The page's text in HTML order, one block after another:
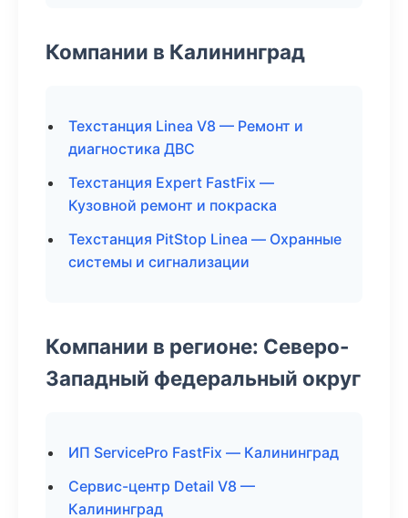
Компании в Калининград
Техстанция Linea V8 — Ремонт и
диагностика ДВС
Техстанция Expert FastFix —
Кузовной ремонт и покраска
Техстанция PitStop Linea — Охранные
системы и сигнализации
Компании в регионе: Северо-
Западный федеральный округ
ИП ServicePro FastFix — Калининград
Сервис-центр Detail V8 —
Калининград